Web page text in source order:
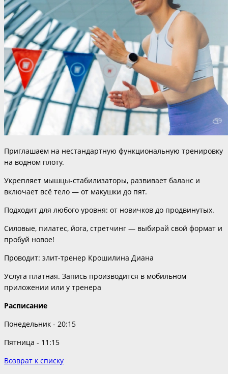
Приглашаем на нестандартную функциональную тренировку
на водном плоту.
Укрепляет мышцы-стабилизаторы, развивает баланс и
включает всё тело — от макушки до пят.
Подходит для любого уровня: от новичков до продвинутых.
Силовые, пилатес, йога, стретчинг — выбирай свой формат и
пробуй новое!
Проводит: элит-тренер Крошилина Диана
Услуга платная. Запись производится в мобильном
приложении или у тренера
Расписание
Понедельник - 20:15
Пятница - 11:15
Возврат к списку